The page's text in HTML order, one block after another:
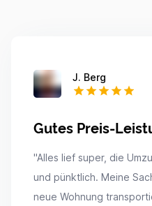
J. Berg
Gutes Preis-
"Alles lief super, die
und pünktlich. Meine
neue Wohnung